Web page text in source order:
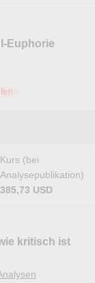
Euphorie
Kurs (bei
Analysepublikation)
385,73 USD
kritisch ist